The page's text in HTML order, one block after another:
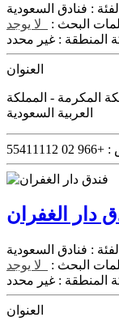
الفئة : فنادق السعودية
البحث :
لا يوجد
المنطقة : غير محدد
العنوان
المكرمة - المملكة
العربية السعودية
:
+966 02 55411112
دار الغفران
الفئة : فنادق السعودية
البحث :
لا يوجد
المنطقة : غير محدد
العنوان